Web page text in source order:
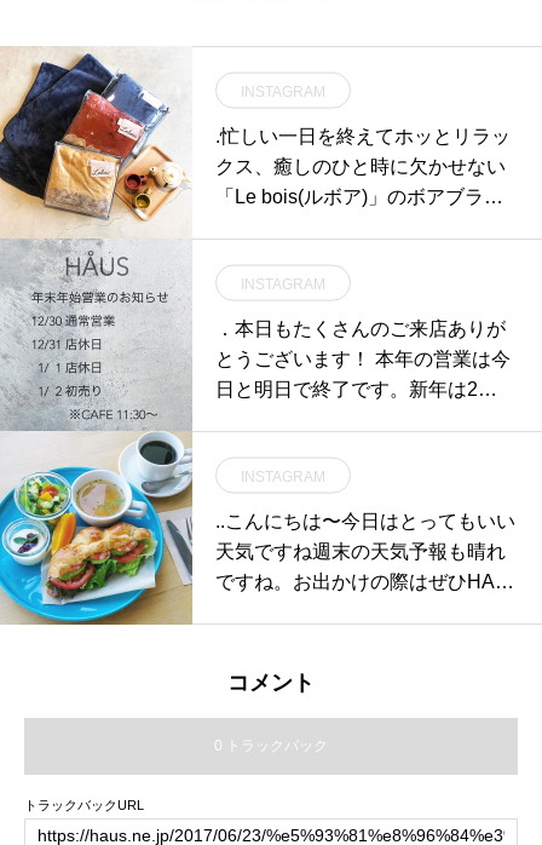
INSTAGRAM
.忙しい一日を終えてホッとリラッ
クス、癒しのひと時に欠かせない
「Le bois(ルボア)」のボアブラン
でもこもことしたボア生地は、密
集した森を再現しています。100c
m×150cmの大判サイズなので寝具
としてもお使いいただけます。水
#ルボア#ブランケット#haus #hau
s_matsue #hausmatsue #松江カフ
ェ #島根カフェ #松江 #島根 #山陰
INSTAGRAM
．本日もたくさんのご来店ありが
とうございます！ 本年の営業は今
日と明日で終了です。新年は2日
smatsue #島根#松江
INSTAGRAM
..こんにちは〜今日はとってもいい
天気ですね︎週末の天気予報も晴れ
ですね。お出かけの際はぜひHAU
ダ、デザート、ドリンク付.エビと
フレンチトーストの次に人気です
コメント
0 トラックバック
トラックバックURL